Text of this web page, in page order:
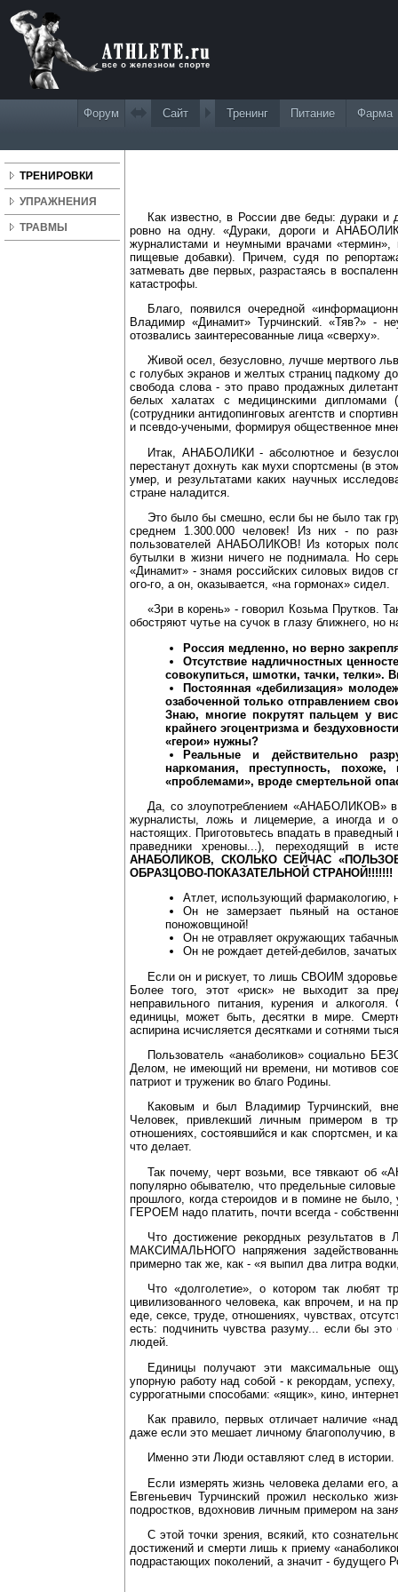
Форум Сайт Тренинг Питание Фарма
ТРЕНИРОВКИ
УПРАЖНЕНИЯ
ТРАВМЫ
Как известно, в России две беды: дураки и
ровно на одну. «Дураки, дороги и
журналистами и неумными врачами
пищевые добавки). Причем, судя по
затмевать две первых, разрастаясь в
катастрофы.
Благо, появился очередной
Владимир «Динамит» Турчинский. «Тяв?» -
отозвались заинтересованные лица «сверху».
Живой осел, безусловно, лучше мертвого
с голубых экранов и желтых страниц падкому
свобода слова - это право продажных
белых халатах с медицинскими дипломами
(сотрудники антидопинговых агентств и
и псевдо-учеными, формируя общественное
Итак, АНАБОЛИКИ - абсолютное и
перестанут дохнуть как мухи спортсмены (в
умер, и результатами каких научных
стране наладится.
Это было бы смешно, если бы не было так
среднем 1.300.000 человек! Из них - по
пользователей АНАБОЛИКОВ! Из которых
бутылки в жизни ничего не поднимала. Но
«Динамит» - знамя российских силовых видов
ого-го, а он, оказывается, «на гормонах» сидел.
«Зри в корень» - говорил Козьма Прутков.
обостряют чутье на сучок в глазу ближнего,
Россия медленно, но верно
Отсутствие надличностных
совокупиться, шмотки, тачки, телки».
Постоянная «дебилизация»
озабоченной только отправлением
Знаю, многие покрутят пальцем у
крайнего эгоцентризма и
«герои» нужны?
Реальные и действительно
наркомания, преступность,
«проблемами», вроде смертельной
Да, со злоупотреблением «АНАБОЛИКОВ» в
журналисты, ложь и лицемерие, а иногда и
настоящих. Приготовьтесь впадать в
праведники хреновы...), переходящий в
АНАБОЛИКОВ, СКОЛЬКО СЕЙЧАС
ОБРАЗЦОВО-ПОКАЗАТЕЛЬНОЙ СТРАНОЙ!!!!!!!
Атлет, использующий фармакологию,
Он не замерзает пьяный на
поножовщиной!
Он не отравляет окружающих
Он не рождает детей-дебилов,
Если он и рискует, то лишь СВОИМ
Более того, этот «риск» не выходит за
неправильного питания, курения и
единицы, может быть, десятки в мире.
аспирина исчисляется десятками и сотнями
Пользователь «анаболиков» социально
Делом, не имеющий ни времени, ни мотивов
патриот и труженик во благо Родины.
Каковым и был Владимир Турчинский, вне
Человек, привлекший личным примером в
отношениях, состоявшийся и как спортсмен, и
что делает.
Так почему, черт возьми, все тявкают об
популярно обывателю, что предельные
прошлого, когда стероидов и в помине не
ГЕРОЕМ надо платить, почти всегда -
Что достижение рекордных результатов
МАКСИМАЛЬНОГО напряжения
примерно так же, как - «я выпил два литра
Что «долголетие», о котором так любят
цивилизованного человека, как впрочем, и на
еде, сексе, труде, отношениях, чувствах,
есть: подчинить чувства разуму... если бы
людей.
Единицы получают эти максимальные
упорную работу над собой - к рекордам,
суррогатными способами: «ящик», кино,
Как правило, первых отличает наличие
даже если это мешает личному благополучию,
Именно эти Люди оставляют след в
Если измерять жизнь человека делами его,
Евгеньевич Турчинский прожил несколько
подростков, вдохновив личным примером на
С этой точки зрения, всякий, кто
достижений и смерти лишь к приему
подрастающих поколений, а значит - будущего